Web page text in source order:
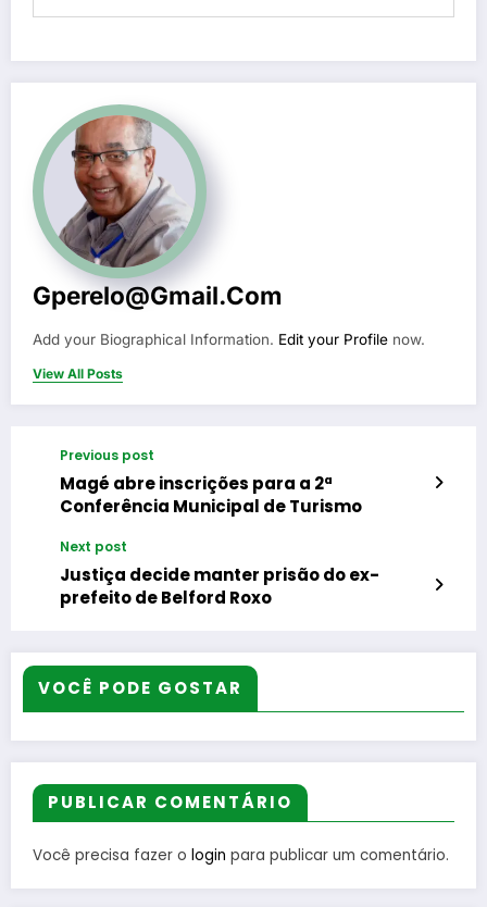
Gperelo@gmail.com
Add your Biographical Information. Edit your Profile now.
View All Posts
Previous post
Magé abre inscrições para a 2ª
Conferência Municipal de Turismo
Next post
Justiça decide manter prisão do ex-
prefeito de Belford Roxo
VOCÊ PODE GOSTAR
PUBLICAR COMENTÁRIO
Você precisa fazer o login para publicar um comentário.